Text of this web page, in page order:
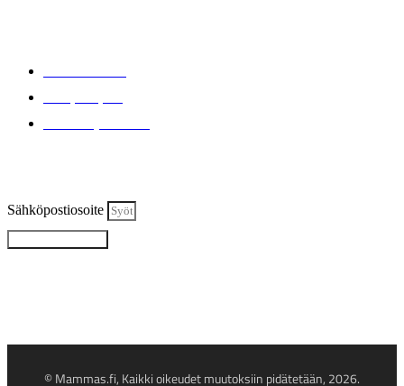
Sähköpostiosoite
© Mammas.fi, Kaikki oikeudet muutoksiin pidätetään, 2026.